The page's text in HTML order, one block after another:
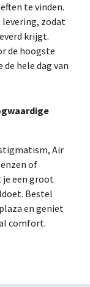
te vinden.
levering, zodat
krijgt.
de hoogste
hele dag van
Air
of
je een groot
Bestel
en geniet
comfort.